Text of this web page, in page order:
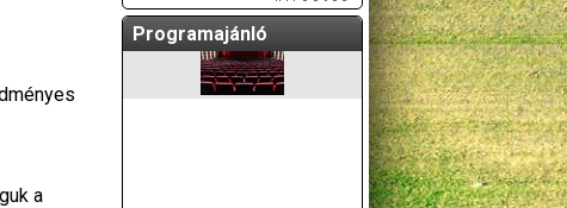
a
Programajánló